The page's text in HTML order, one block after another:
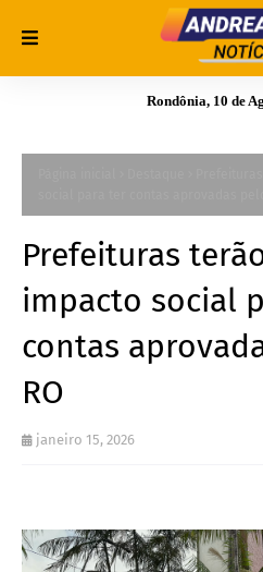
Rondônia, 10 de
Prefeituras
impacto social
contas
RO
janeiro 15, 2026